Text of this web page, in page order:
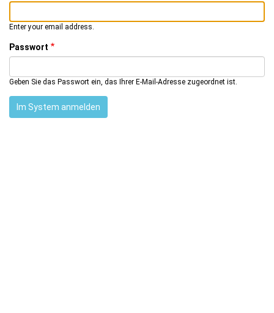
Enter your email address.
Passwort
Geben Sie das Passwort ein, das Ihrer E-Mail-Adresse zugeordnet ist.